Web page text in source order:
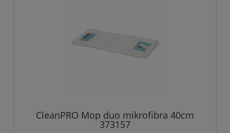
CleanPRO Mop duo mikrofibra 40cm
373157